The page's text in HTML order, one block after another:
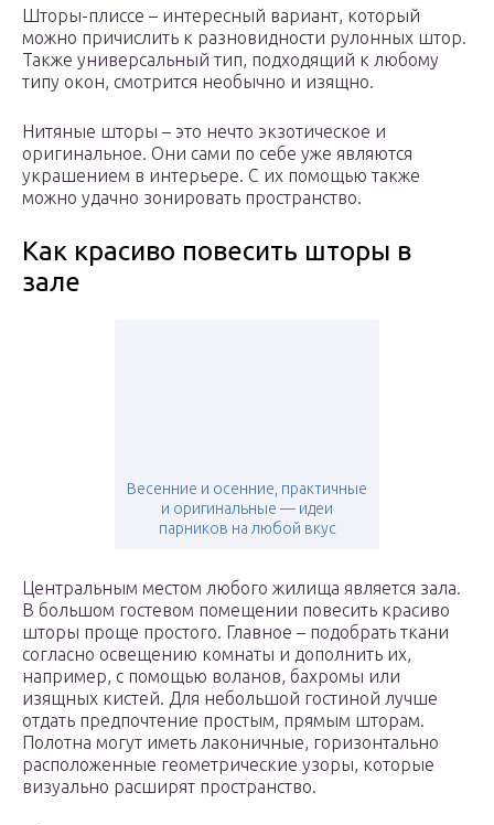
Шторы-плиссе – интересный вариант, который
можно причислить к разновидности рулонных штор.
Также универсальный тип, подходящий к любому
типу окон, смотрится необычно и изящно.
Нитяные шторы – это нечто экзотическое и
оригинальное. Они сами по себе уже являются
украшением в интерьере. С их помощью также
можно удачно зонировать пространство.
Как красиво повесить шторы в
зале
Весенние и осенние, практичные
и оригинальные — идеи
парников на любой вкус
Центральным местом любого жилища является зала.
В большом гостевом помещении повесить красиво
шторы проще простого. Главное – подобрать ткани
согласно освещению комнаты и дополнить их,
например, с помощью воланов, бахромы или
изящных кистей. Для небольшой гостиной лучше
отдать предпочтение простым, прямым шторам.
Полотна могут иметь лаконичные, горизонтально
расположенные геометрические узоры, которые
визуально расширят пространство.